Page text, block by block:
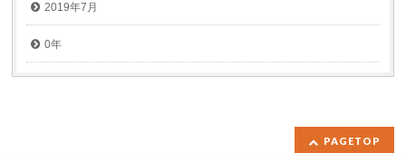
2019年7月
0年
PAGETOP